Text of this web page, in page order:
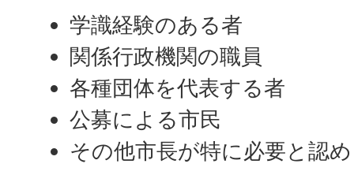
学識経験のある者
関係行政機関の職員
各種団体を代表する者
公募による市民
その他市長が特に必要と認